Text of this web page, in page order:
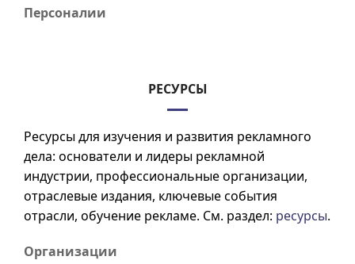
Персоналии
РЕСУРСЫ
Ресурсы для изучения и развития рекламного
дела: основатели и лидеры рекламной
индустрии, профессиональные организации,
отраслевые издания, ключевые события
отрасли, обучение рекламе. См. раздел: ресурсы.
Организации